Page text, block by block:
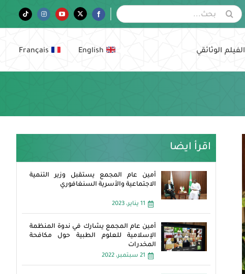
البحث
عن:
Facebook
Twitter
YouTube
Instagram
Tiktok
الفيلم الوثائقي English
Français
اقرأ ايضا
أمين عام المجمع يستقبل وزير التنمية
الاجتماعية والأسرية السنغافوري
11 يناير، 2023
أمين عام المجمع يشارك في ندوة المنظمة
الإسلامية للعلوم الطبية حول مكافحة
المخدرات
21 سبتمبر، 2022